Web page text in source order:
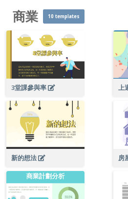
商業 10 templates
3堂課參與率 上
新的想法 房